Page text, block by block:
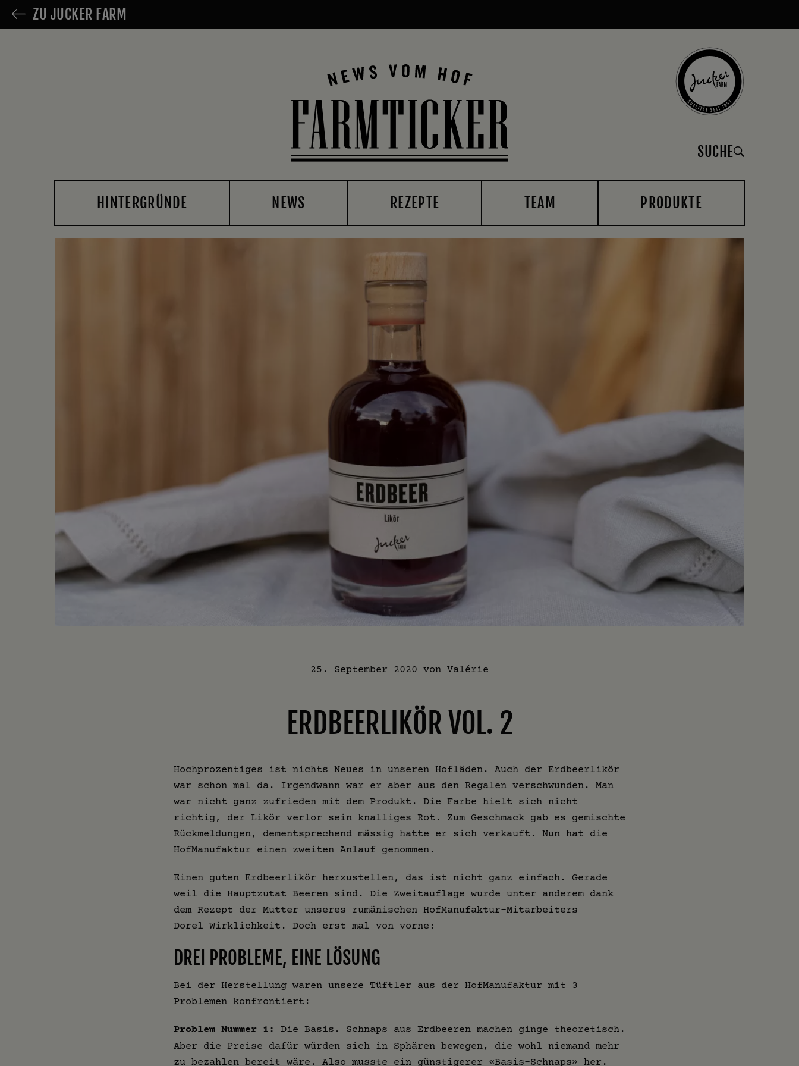
ZU JUCKER FARM
SUCHE
HINTERGRÜNDE NEWS REZEPTE TEAM PRODUKTE
25. September 2020 von Valérie
ERDBEERLIKÖR VOL. 2
Hochprozentiges ist nichts Neues in unseren Hofläden. Auch der Erdbeerlikör
war schon mal da. Irgendwann war er aber aus den Regalen verschwunden. Man
war nicht ganz zufrieden mit dem Produkt. Die Farbe hielt sich nicht
richtig, der Likör verlor sein knalliges Rot. Zum Geschmack gab es gemischte
Rückmeldungen, dementsprechend mässig hatte er sich verkauft. Nun hat die
HofManufaktur einen zweiten Anlauf genommen.
Einen guten Erdbeerlikör herzustellen, das ist nicht ganz einfach. Gerade
weil die Hauptzutat Beeren sind. Die Zweitauflage wurde unter anderem dank
dem Rezept der Mutter unseres rumänischen HofManufaktur-Mitarbeiters
Dorel Wirklichkeit. Doch erst mal von vorne:
DREI PROBLEME, EINE LÖSUNG
Bei der Herstellung waren unsere Tüftler aus der HofManufaktur mit 3
Problemen konfrontiert:
Problem Nummer 1:
Die Basis. Schnaps aus Erdbeeren machen ginge theoretisch.
Aber die Preise dafür würden sich in Sphären bewegen, die wohl niemand mehr
zu bezahlen bereit wäre. Also musste ein günstigerer «Basis-Schnaps» her.